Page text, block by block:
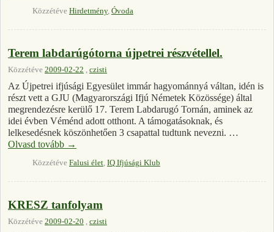
Közzétéve Hirdetmény, Óvoda
Terem labdarúgótorna újpetrei részvétellel.
Közzétéve 2009-02-22 czisti
Az Újpetrei ifjúsági Egyesület immár hagyománnyá váltan, idén is
részt vett a GJU (Magyarországi Ifjú Németek Közössége) által
megrendezésre kerülő 17. Terem Labdarugó Tornán, aminek az
idei évben Véménd adott otthont. A támogatásoknak, és
lelkesedésnek köszönhetően 3 csapattal tudtunk nevezni. …
Olvasd tovább →
Közzétéve Falusi élet, IQ Ifjúsági Klub
KRESZ tanfolyam
Közzétéve 2009-02-20 , czisti